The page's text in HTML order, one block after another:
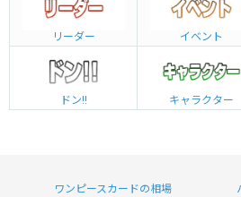
リーダー イベント
ドン!! キャラクター
ワンピースカードの相場